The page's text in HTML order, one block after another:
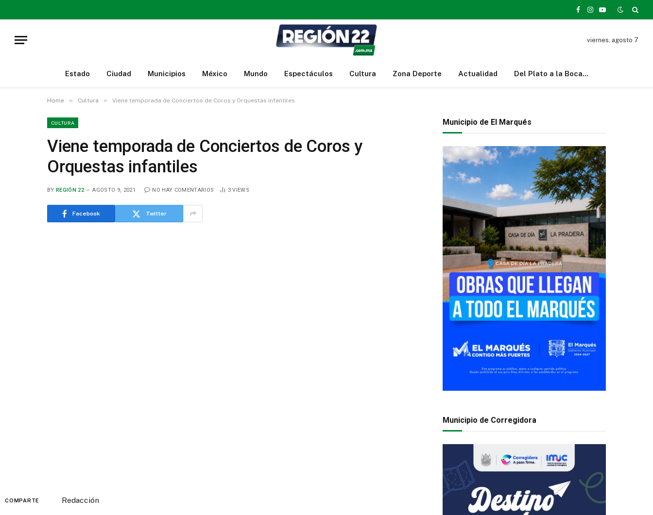
Facebook
Instagram
YouTube
viernes, agosto 7
Estado Ciudad Municipios México Mundo Espectáculos Cultura Zona Deporte Actualidad Del Plato a la Boca…
Home » Cultura » Viene temporada de Conciertos de Coros y Orquestas infantiles
CULTURA
Viene temporada de Conciertos de Coros y
Orquestas infantiles
BY REGIÓN 22 AGOSTO 9, 2021 NO HAY COMENTARIOS 3VIEWS
Facebook Twitter
COMPARTE Redacción
Municipio de El Marqués
Municipio de Corregidora